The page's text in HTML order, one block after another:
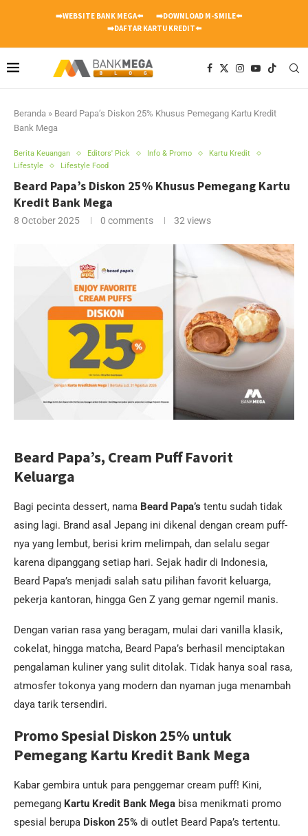
➡️WEBSITE BANK MEGA⬅️
➡️DOWNLOAD M-SMILE⬅️
➡️DAFTAR KARTU KREDIT⬅️
Beranda » Beard Papa’s Diskon 25% Khusus Pemegang Kartu Kredit
Bank Mega
Berita Keuangan Editors' Pick Info & Promo
Kartu Kredit
Lifestyle
Lifestyle Food
Beard Papa’s Diskon 25% Khusus Pemegang Kartu
Kredit Bank Mega
8 October 2025 0 comments 32 views
Beard Papa’s, Cream Puff Favorit
Keluarga
Bagi pecinta dessert, nama Beard Papa’s tentu sudah tidak
asing lagi. Brand asal Jepang ini dikenal dengan cream puff-
nya yang lembut, berisi krim melimpah, dan selalu segar
karena dipanggang setiap hari. Sejak hadir di Indonesia,
Beard Papa’s menjadi salah satu pilihan favorit keluarga,
pekerja kantoran, hingga Gen Z yang gemar ngemil manis.
Dengan varian rasa yang beragam, mulai dari vanilla klasik,
cokelat, hingga matcha, Beard Papa’s berhasil menciptakan
pengalaman kuliner yang sulit ditolak. Tidak hanya soal rasa,
atmosfer tokonya yang modern dan nyaman juga menambah
daya tarik tersendiri.
Promo Spesial Diskon 25% untuk
Pemegang Kartu Kredit Bank Mega
Kabar gembira untuk para penggemar cream puff! Kini,
pemegang Kartu Kredit Bank Mega bisa menikmati promo
spesial berupa Diskon 25% di outlet Beard Papa’s tertentu.